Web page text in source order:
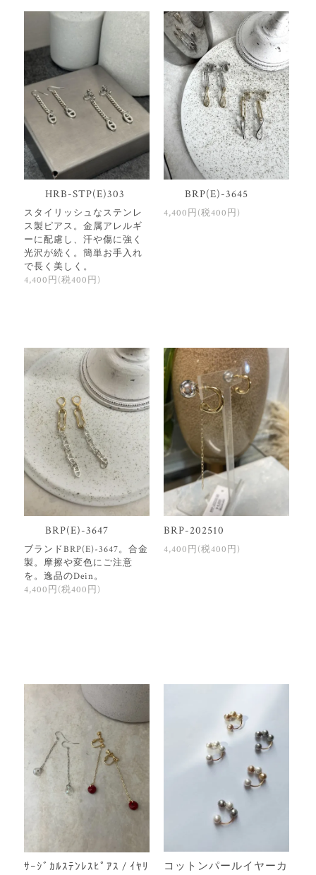
HRB-STP(E)303
スタイリッシュなステンレ
ス製ピアス。金属アレルギ
ーに配慮し、汗や傷に強く
光沢が続く。簡単お手入れ
で長く美しく。
4,400円(税400円)
BRP(E)-3645
4,400円(税400円)
BRP(E)-3647
ブランドBRP(E)-3647。合金
製。摩擦や変色にご注意
を。逸品のDein。
4,400円(税400円)
BRP-202510
4,400円(税400円)
ｻｰｼﾞｶﾙｽﾃﾝﾚｽﾋﾟｱｽ / ｲﾔﾘ コットンパールイヤーカ